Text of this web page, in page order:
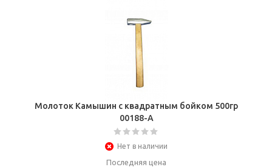
Молоток Камышин с квадратным бойком 500гр
00188-А
Нет в наличии
Последняя цена